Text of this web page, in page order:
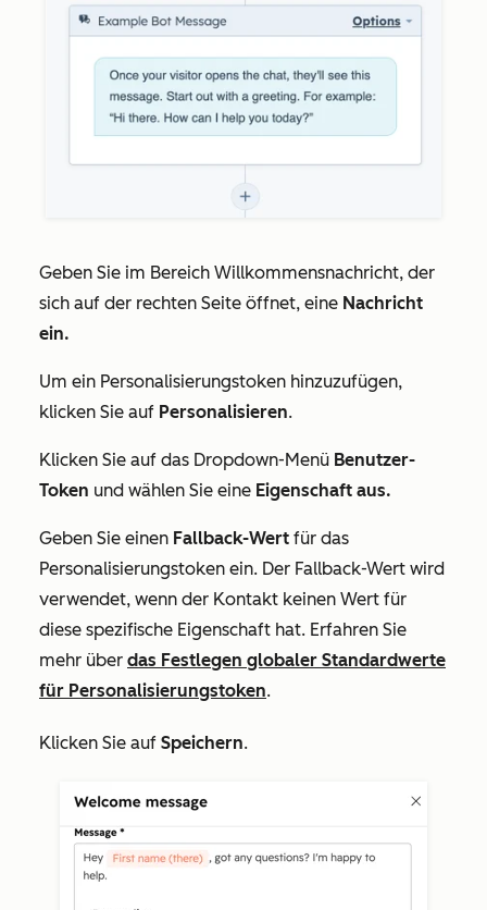
Geben Sie im Bereich Willkommensnachricht, der
sich auf der rechten Seite öffnet, eine Nachricht
ein.
Um ein Personalisierungstoken hinzuzufügen,
klicken Sie auf Personalisieren.
Klicken Sie auf das Dropdown-Menü Benutzer-
Token und wählen Sie eine Eigenschaft aus.
Geben Sie einen Fallback-Wert für das
Personalisierungstoken ein. Der Fallback-Wert wird
verwendet, wenn der Kontakt keinen Wert für
diese spezifische Eigenschaft hat. Erfahren Sie
mehr über das Festlegen globaler Standardwerte
für Personalisierungstoken.
Klicken Sie auf Speichern.